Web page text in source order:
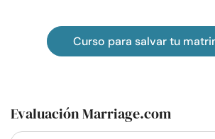
Curso para salvar tu
Evaluación Marriage.com